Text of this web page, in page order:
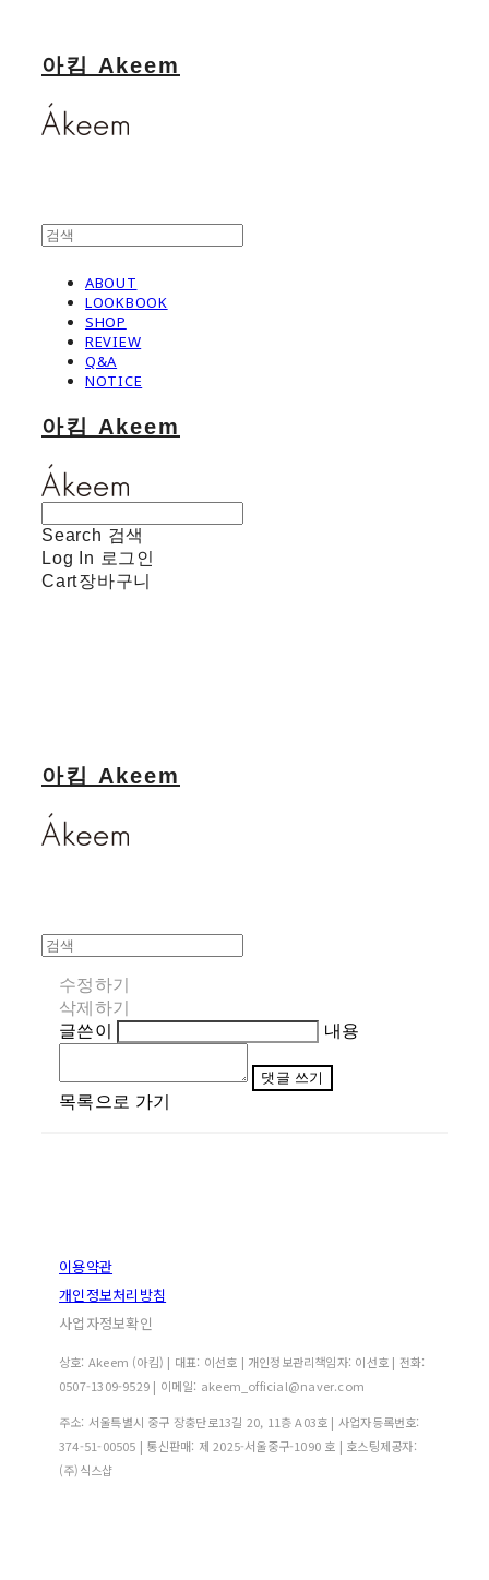
아킴 Akeem
ABOUT
LOOKBOOK
SHOP
REVIEW
Q&A
NOTICE
아킴 Akeem
Search 검색
Log In 로그인
Cart장바구니
아킴 Akeem
수정하기
삭제하기
글쓴이
내용
댓글 쓰기
목록으로 가기
이용약관
개인정보처리방침
사업자정보확인
상호: Akeem (아킴) | 대표: 이선호 | 개인정보관리책임자: 이선호 | 전화:
0507-1309-9529 | 이메일: akeem_official@naver.com
주소: 서울특별시 중구 장충단로13길 20, 11층 A03호 | 사업자등록번호:
374-51-00505 | 통신판매: 제 2025-서울중구-1090 호 | 호스팅제공자:
(주)식스샵